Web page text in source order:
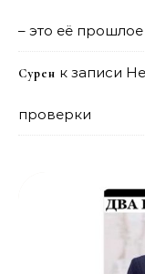
– это её прошлое
Сурен к записи
проверки